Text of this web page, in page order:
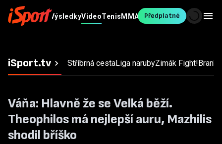
Fotbal MS v
VýsledkyVideoTenisMMA OstatníBlesk
Sport
Předplatné
iSport.tv Stříbrná cestaLiga narubyZimák Fight!
Váňa: Hlavně že se Velká běží.
Theophilos má nejlepší auru, Mazhilis
shodil bříško